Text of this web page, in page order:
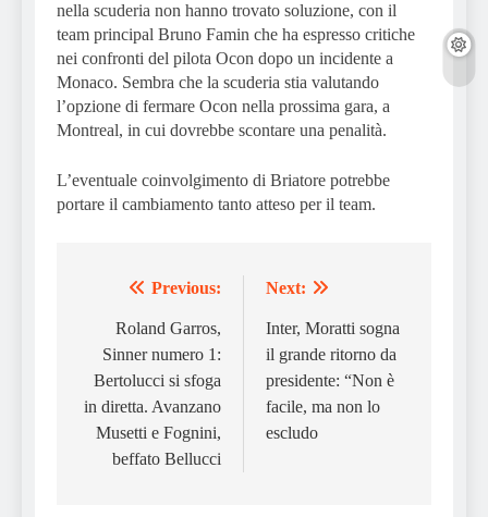
nella scuderia non hanno trovato soluzione, con il
team principal Bruno Famin che ha espresso critiche
nei confronti del pilota Ocon dopo un incidente a
Monaco. Sembra che la scuderia stia valutando
l’opzione di fermare Ocon nella prossima gara, a
Montreal, in cui dovrebbe scontare una penalità.
L’eventuale coinvolgimento di Briatore potrebbe
portare il cambiamento tanto atteso per il team.
navigation
Previous:
Roland Garros,
Sinner numero 1:
Bertolucci si sfoga
in diretta. Avanzano
Musetti e Fognini,
beffato Bellucci
Next:
Inter, Moratti sogna
il grande ritorno da
presidente: “Non è
facile, ma non lo
escludo